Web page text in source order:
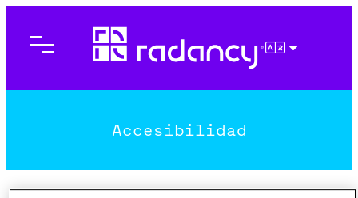
contenido
Accesibilidad